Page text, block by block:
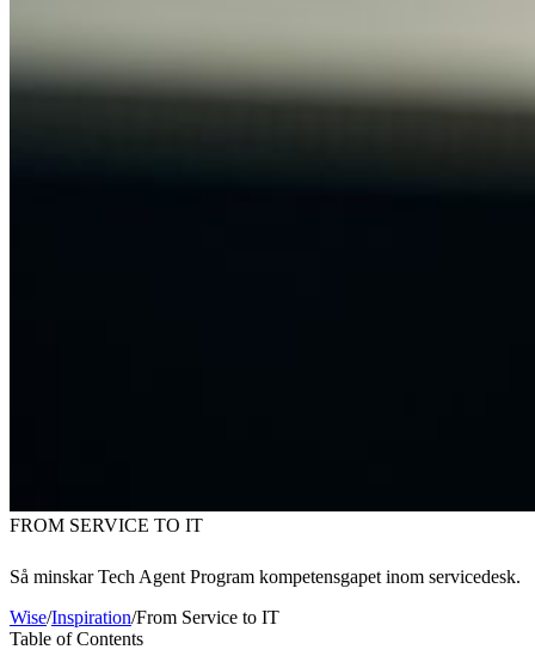
FROM SERVICE TO IT
Så minskar Tech Agent Program kompetensgapet inom servicedesk.
Wise/Inspiration/From Service to IT
Table of Contents